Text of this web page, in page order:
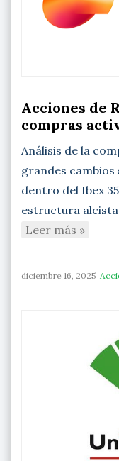
Acciones de
compras
Análisis de la
grandes cambios
dentro del Ibex
estructura
Leer más »
diciembre 16, 2025